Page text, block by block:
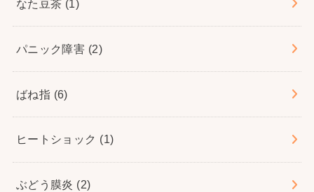
なた豆茶 (1)
パニック障害 (2)
ばね指 (6)
ヒートショック (1)
ぶどう膜炎 (2)